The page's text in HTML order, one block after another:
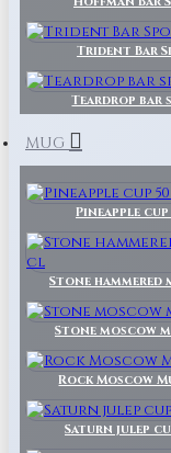
Trident Bar
Teardrop bar
MUG
Pineapple
Stone hammered
Stone moscow
Rock Moscow
Saturn julep